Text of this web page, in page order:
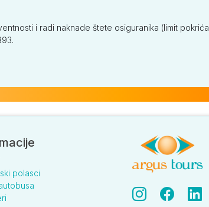
i radi naknade štete osiguranika (limit pokrića
polasci